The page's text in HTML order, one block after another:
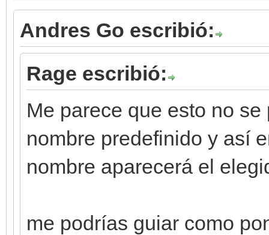
Andres Go escribió:
Rage escribió:
Me parece que esto no
nombre predefinido y así
nombre aparecerá el
me podrías guiar como